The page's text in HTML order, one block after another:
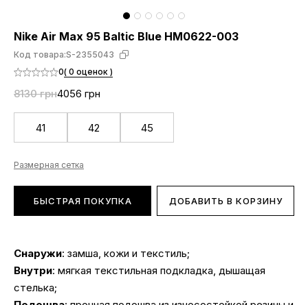
Nike Air Max 95 Baltic Blue HM0622-003
Код товара:S-2355043
0( 0 оценок )
8130 грн4056 грн
41 42 45
Размерная сетка
БЫСТРАЯ ПОКУПКА ДОБАВИТЬ В КОРЗИНУ
Снаружи: замша, кожи и текстиль;
Внутри: мягкая текстильная подкладка, дышащая
стелька;